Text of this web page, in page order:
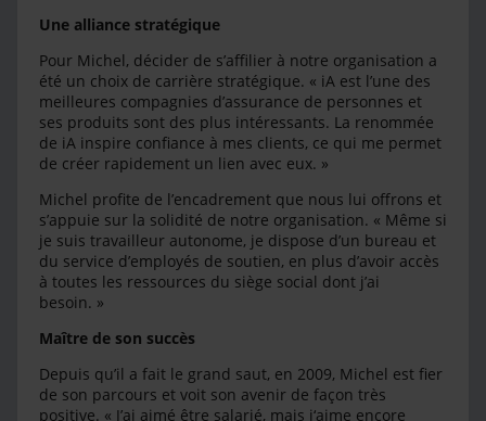
Une alliance stratégique
Pour Michel, décider de s’affilier à notre organisation a
été un choix de carrière stratégique. « iA est l’une des
meilleures compagnies d’assurance de personnes et
ses produits sont des plus intéressants. La renommée
de iA inspire confiance à mes clients, ce qui me permet
de créer rapidement un lien avec eux. »
Michel profite de l’encadrement que nous lui offrons et
s’appuie sur la solidité de notre organisation. « Même si
je suis travailleur autonome, je dispose d’un bureau et
du service d’employés de soutien, en plus d’avoir accès
à toutes les ressources du siège social dont j’ai
besoin. »
Maître de son succès
Depuis qu’il a fait le grand saut, en 2009, Michel est fier
de son parcours et voit son avenir de façon très
positive. « J’ai aimé être salarié, mais j‘aime encore